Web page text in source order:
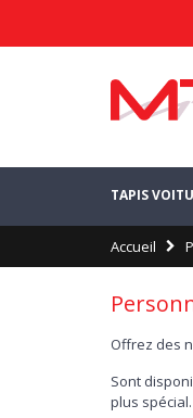
TAPIS
Accueil
Offrez des
Sont
plus